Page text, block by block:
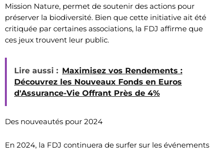
Mission Nature, permet de soutenir des actions pour
préserver la biodiversité. Bien que cette initiative ait été
critiquée par certaines associations, la FDJ affirme que
ces jeux trouvent leur public.
Lire aussi : Maximisez vos Rendements :
Découvrez les Nouveaux Fonds en Euros
d'Assurance-Vie Offrant Près de 4%
Des nouveautés pour 2024
En 2024, la FDJ continuera de surfer sur les événements